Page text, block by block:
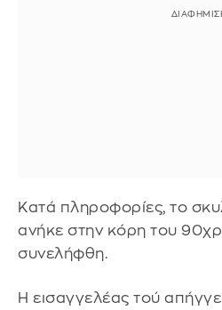
Κατά πληροφορίες, το
ανήκε στην κόρη του
συνελήφθη.
Η εισαγγελέας τού